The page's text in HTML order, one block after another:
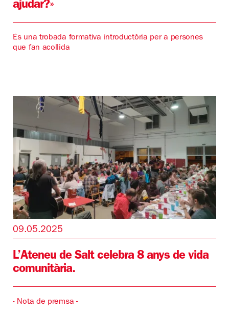
ajudar?»
És una trobada formativa introductòria per a persones
que fan acollida
09.05.2025
L’Ateneu de Salt celebra 8 anys de vida
comunitària.
- Nota de premsa -